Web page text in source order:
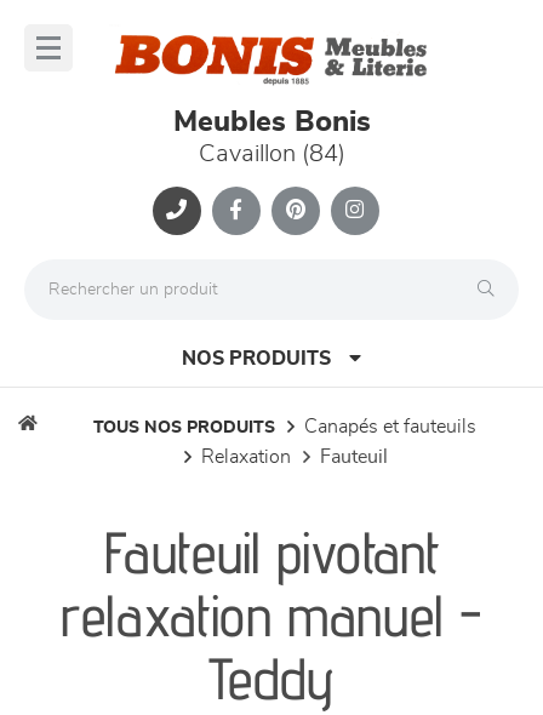
Meubles Bonis
Cavaillon (84)
NOS PRODUITS
meubles de complément
chambres et dressing
TOUS NOS PRODUITS
canapés et fauteuils
relaxation
fauteuil
Fauteuil pivotant
relaxation manuel -
Teddy